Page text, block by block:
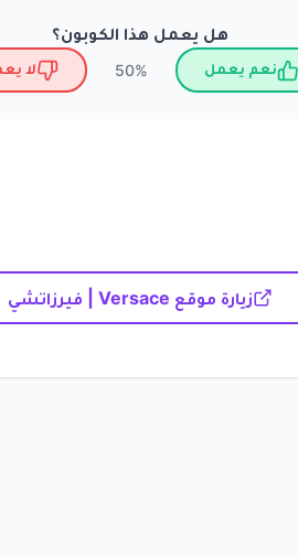
هل يعمل هذا الكوبون؟
نعم يعمل 50% لا
زيارة موقع Versace | فيرزاتشي